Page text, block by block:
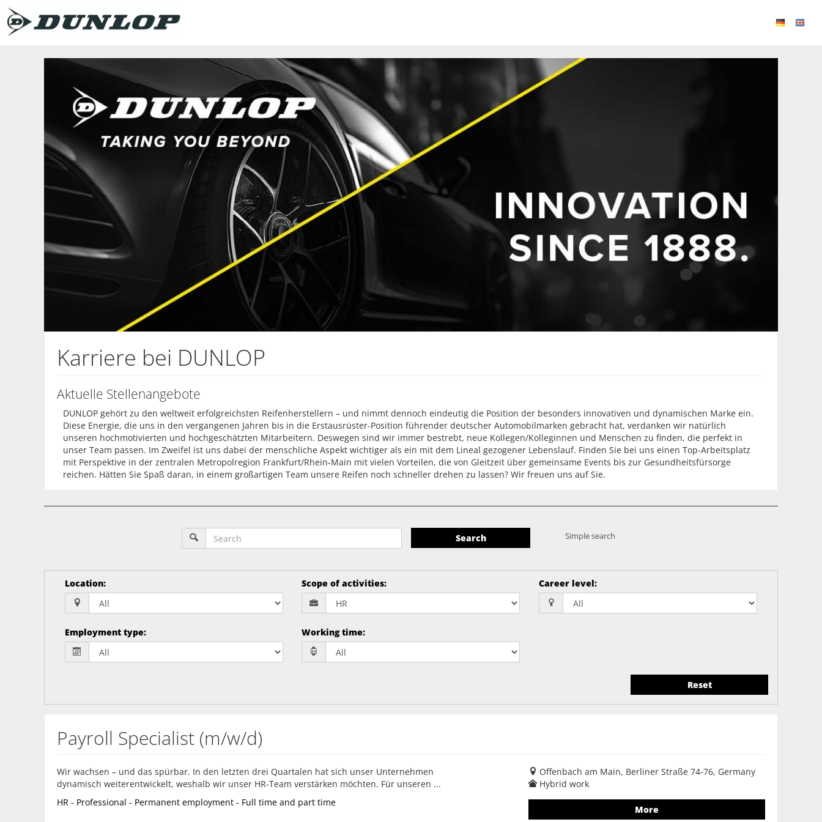
Karriere bei DUNLOP
Aktuelle Stellenangebote
DUNLOP gehört zu den weltweit erfolgreichsten Reifenherstellern – und nimmt dennoch eindeutig die Position der besonders innovativen und dynamischen Marke ein.
Diese Energie, die uns in den vergangenen Jahren bis in die Erstausrüster-Position führender deutscher Automobilmarken gebracht hat, verdanken wir natürlich
unseren hochmotivierten und hochgeschätzten Mitarbeitern. Deswegen sind wir immer bestrebt, neue Kollegen/Kolleginnen und Menschen zu finden, die perfekt in
unser Team passen. Im Zweifel ist uns dabei der menschliche Aspekt wichtiger als ein mit dem Lineal gezogener Lebenslauf. Finden Sie bei uns einen Top-Arbeitsplatz
mit Perspektive in der zentralen Metropolregion Frankfurt/Rhein-Main mit vielen Vorteilen, die von Gleitzeit über gemeinsame Events bis zur Gesundheitsfürsorge
reichen. Hätten Sie Spaß daran, in einem großartigen Team unsere Reifen noch schneller drehen zu lassen? Wir freuen uns auf Sie.
Search Simple search
Location: Scope of activities: Career level:
Employment type: Working time:
Reset
Payroll Specialist (m/w/d)
Wir wachsen – und das spürbar. In den letzten drei Quartalen hat sich unser Unternehmen
dynamisch weiterentwickelt, weshalb wir unser HR-Team verstärken möchten. Für unseren ...
HR - Professional - Permanent employment - Full time and part time
Offenbach am Main, Berliner Straße 74-76, Germany
Hybrid work
More